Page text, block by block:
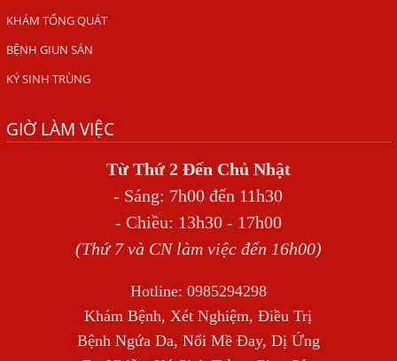
VIÊM DA ĐỒNG TIỀN
Tại sao khám bệnh viện da liễu nhiều năm không hết
SÁN TRONG NÃO GÂY RA CÁC TRIỆU CHỨNG NHƯ TÂM
Địa Chỉ Điều Trị Bệnh Sán Dây Uy Tín Tại Hà Nội
TỔNG QUAN VỀ NHIỄM GIUN LƯƠN
Đầu Hàng Vì Trị Nhiều Lần Không Khỏi
NHIỄM TRÙNG NÃO DO AMIP, VIÊM MÀNG NÃO DO AMIP
NGUYÊN PHÁT
KHÁM TỔNG QUÁT
BỆNH GIUN SÁN
KÝ SINH TRÙNG
GIỜ LÀM VIỆC
Từ Thứ 2 Đến Chủ Nhật
- Sáng: 7h00 đến 11h30
- Chiều: 13h30 - 17h00
(Thứ 7 và CN làm việc đến 16h00)
Hotline: 0985294298
Khám Bệnh, Xét Nghiệm, Điều Trị
Bệnh Ngứa Da, Nổi Mề Đay, Dị Ứng